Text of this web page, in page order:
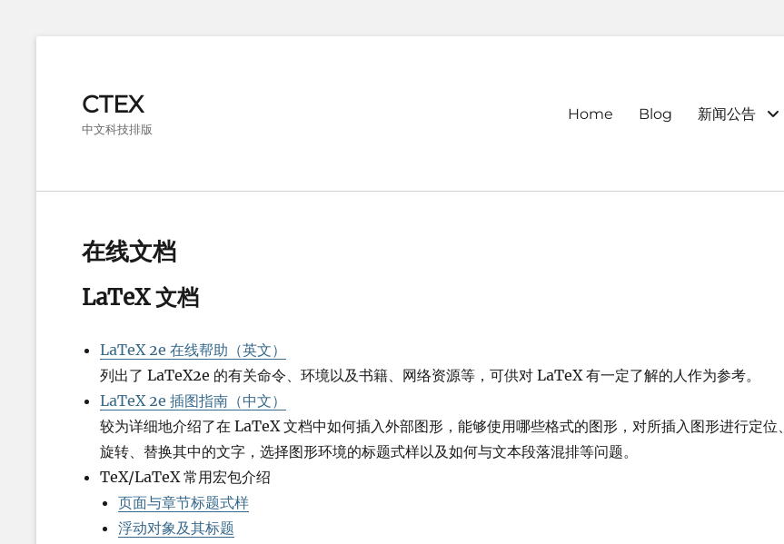
CTEX
中文科技排版
Primary
Home Blog 新闻公告
在线文档
LaTeX 文档
LaTeX 2e 在线帮助（英文）
列出了 LaTeX2e 的有关命令、环境以及书籍、网络资源等，可供对 LaTeX 有一定了解的人作为参考。
LaTeX 2e 插图指南（中文）
较为详细地介绍了在 LaTeX 文档中如何插入外部图形，能够使用哪些格式的图形，对所插入图形进行定位、
旋转、替换其中的文字，选择图形环境的标题式样以及如何与文本段落混排等问题。
TeX/LaTeX 常用宏包介绍
页面与章节标题式样
浮动对象及其标题